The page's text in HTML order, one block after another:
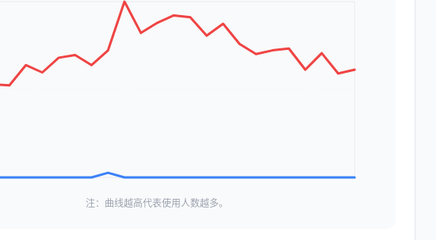
注：曲线越高代表使用人数越多。